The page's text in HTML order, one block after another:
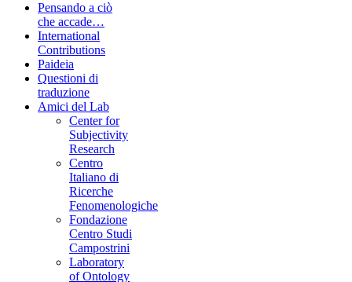
Pensando a ciò
che accade…
International
Contributions
Paideia
Questioni di
traduzione
Amici del Lab
Center for
Subjectivity
Research
Centro
Italiano di
Ricerche
Fenomenologiche
Fondazione
Centro Studi
Campostrini
Laboratory
of Ontology